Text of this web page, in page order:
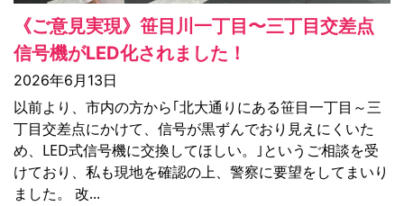
《ご意見実現》笹目川一丁目〜三丁目交差点
信号機がLED化されました！
2026年6月13日
以前より、市内の方から｢北大通りにある笹目一丁目～三
丁目交差点にかけて、信号が黒ずんでおり見えにくいた
め、LED式信号機に交換してほしい。｣というご相談を受
けており、私も現地を確認の上、警察に要望をしてまいり
ました。 改